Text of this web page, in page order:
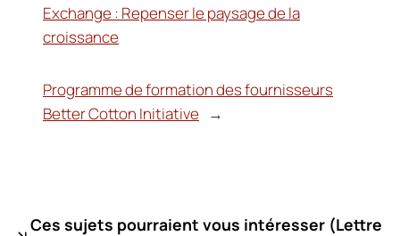
Exchange : Repenser le paysage de la
croissance
Programme de formation des fournisseurs
Better Cotton Initiative
→
Ces sujets pourraient vous intéresser (Lettre